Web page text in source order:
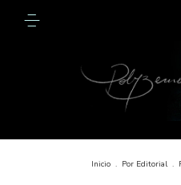
Inicio . Por Editorial .